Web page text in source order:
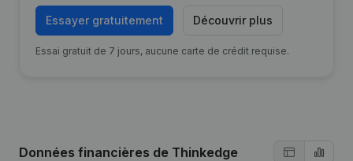
Essayer gratuitement Découvrir plus
Essai gratuit de 7 jours, aucune carte de crédit requise.
Données financières de Thinkedge